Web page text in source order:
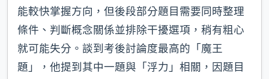
能較快掌握方向，但後段部分題目需要同時整理
條件、判斷概念關係並排除干擾選項，稍有粗心
就可能失分。談到考後討論度最高的「魔王
題」，他提到其中一題與「浮力」相關，因題目